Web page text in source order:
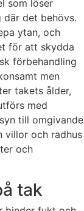
som löser
det behövs.
ytan, och
för att skydda
förbehandling
men
takets ålder,
med
till omgivande
villor och radhus
och
tak